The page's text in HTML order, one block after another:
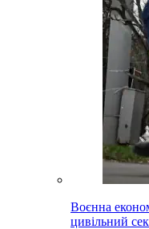
Воєнна
цивільний